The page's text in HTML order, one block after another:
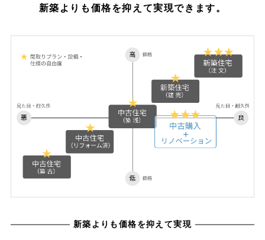
新築よりも価格を抑えて実現
新築よりも価格を抑えて実現できます。